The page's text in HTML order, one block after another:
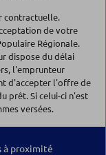
contractuelle.
de votre
Régionale.
dispose du délai
l'emprunteur
d'accepter l'offre de
prêt. Si celui-ci n'est
versées.
à proximité